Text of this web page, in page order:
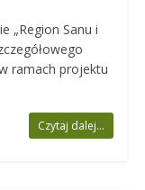
„Region Sanu i
ramach projektu
Czytaj dalej...